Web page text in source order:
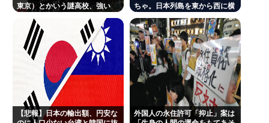
東京）とかいう謎高校、強い
ちゃ。日本列島を東から西に横
【悲報】日本の輸出額、円安な
外国人の永住許可「抑止」案は